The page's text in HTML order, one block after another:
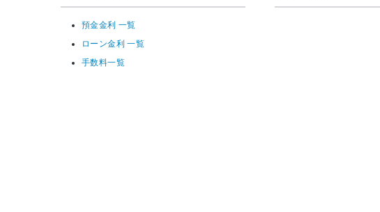
預金金利 一覧
ローン金利 一覧
手数料一覧